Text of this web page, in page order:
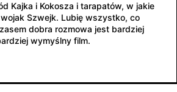
Kajka i Kokosza i tarapatów, w jakie
Szwejk. Lubię wszystko, co
dobra rozmowa jest bardziej
wymyślny film.